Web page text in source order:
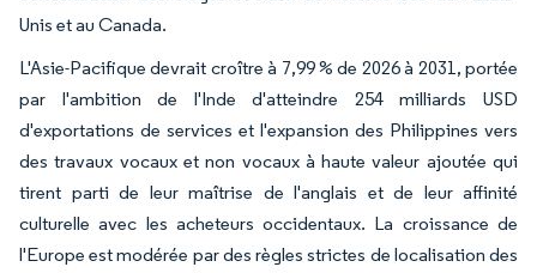
Unis et au Canada.
L'Asie-Pacifique devrait croître à 7,99 % de 2026 à 2031, portée
par l'ambition de l'Inde d'atteindre 254 milliards USD
d'exportations de services et l'expansion des Philippines vers
des travaux vocaux et non vocaux à haute valeur ajoutée qui
tirent parti de leur maîtrise de l'anglais et de leur affinité
culturelle avec les acheteurs occidentaux. La croissance de
l'Europe est modérée par des règles strictes de localisation des